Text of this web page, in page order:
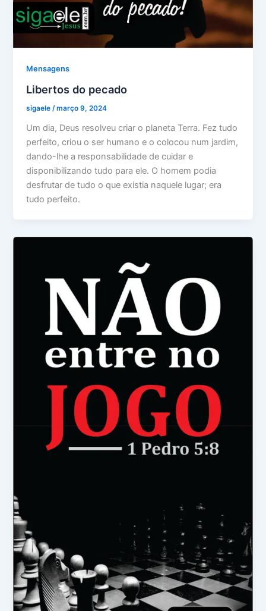
Mensagens
Libertos do pecado
sigaele/março 9, 2024
Um dia, Deus resolveu criar o planeta Terra. Fez tudo
perfeito, criou o ser humano e o colocou num jardim,
dando-lhe a responsabilidade de cuidar e
disponibilizando tudo para ele. O homem podia
desfrutar de tudo o que existia naquele lugar; era
tudo perfeito.